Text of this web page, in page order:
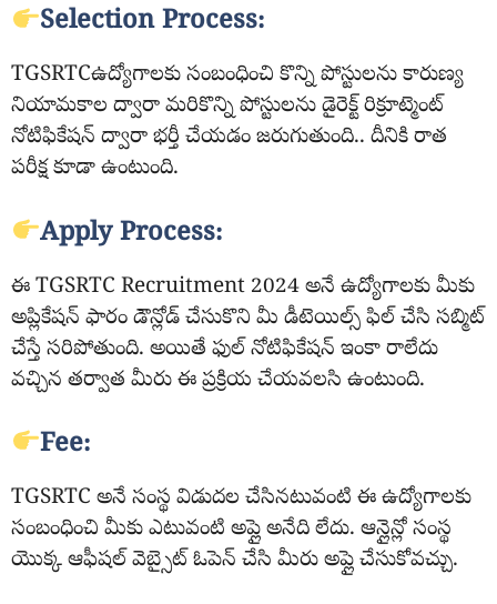
Selection Process:
TGSRTCఉద్యోగాలకు సంబంధించి కొన్ని పోస్టులను కారుణ్య
నియామకాల ద్వారా మరికొన్ని పోస్టులను డైరెక్ట్ రిక్రూట్మెంట్
నోటిఫికేషన్ ద్వారా భర్తీ చేయడం జరుగుతుంది.. దీనికి రాత
పరీక్ష కూడా ఉంటుంది.
Apply Process:
ఈ TGSRTC Recruitment 2024 అనే ఉద్యోగాలకు మీకు
అప్లికేషన్ ఫారం డౌన్లోడ్ చేసుకొని మీ డీటెయిల్స్ ఫిల్ చేసి సబ్మిట్
చేస్తే సరిపోతుంది. అయితే ఫుల్ నోటిఫికేషన్ ఇంకా రాలేదు
వచ్చిన తర్వాత మీరు ఈ ప్రక్రియ చేయవలసి ఉంటుంది.
Fee:
TGSRTC అనే సంస్థ విడుదల చేసినటువంటి ఈ ఉద్యోగాలకు
సంబంధించి మీకు ఎటువంటి అప్లై అనేది లేదు. ఆన్లైన్లో సంస్థ
యొక్క ఆఫీషల్ వెబ్సైట్ ఓపెన్ చేసి మీరు అప్లై చేసుకోవచ్చు.